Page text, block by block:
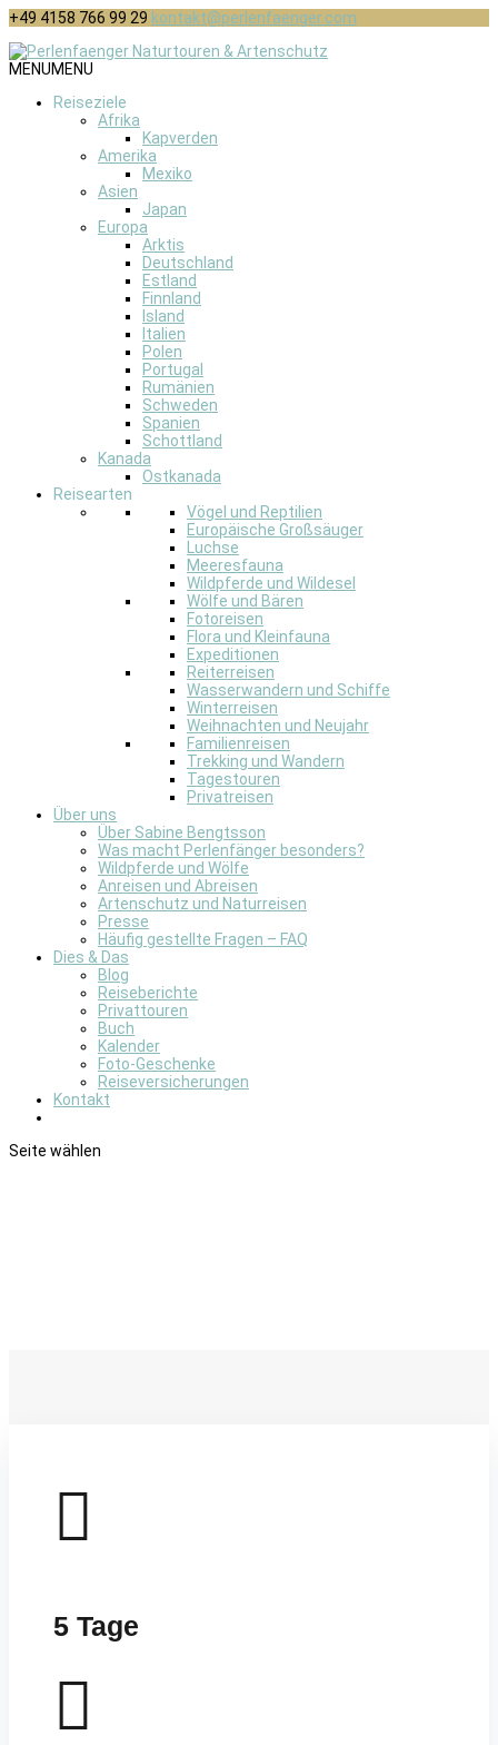
+49 4158 766 99 29 kontakt@perlenfaenger.com
MENUMENU
Reiseziele
Afrika
Kapverden
Amerika
Mexiko
Asien
Japan
Europa
Arktis
Deutschland
Estland
Finnland
Island
Italien
Polen
Portugal
Rumänien
Schweden
Spanien
Schottland
Kanada
Ostkanada
Reisearten
Vögel und Reptilien
Europäische Großsäuger
Luchse
Meeresfauna
Wildpferde und Wildesel
Wölfe und Bären
Fotoreisen
Flora und Kleinfauna
Expeditionen
Reiterreisen
Wasserwandern und Schiffe
Winterreisen
Weihnachten und Neujahr
Familienreisen
Trekking und Wandern
Tagestouren
Privatreisen
Über uns
Über Sabine Bengtsson
Was macht Perlenfänger besonders?
Wildpferde und Wölfe
Anreisen und Abreisen
Artenschutz und Naturreisen
Presse
Häufig gestellte Fragen – FAQ
Dies & Das
Blog
Reiseberichte
Privattouren
Buch
Kalender
Foto-Geschenke
Reiseversicherungen
Kontakt
Seite wählen

5 Tage
